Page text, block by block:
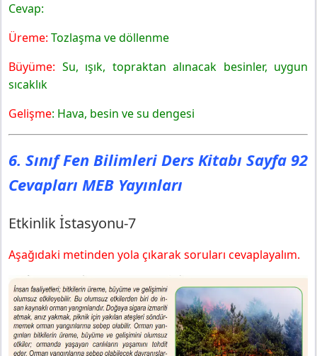
Cevap:
Üreme: Tozlaşma ve döllenme
Büyüme: Su, ışık, topraktan alınacak besinler, uygun
sıcaklık
Gelişme: Hava, besin ve su dengesi
6. Sınıf Fen Bilimleri Ders Kitabı Sayfa 92
Cevapları MEB Yayınları
Etkinlik İstasyonu-7
Aşağıdaki metinden yola çıkarak soruları cevaplayalım.